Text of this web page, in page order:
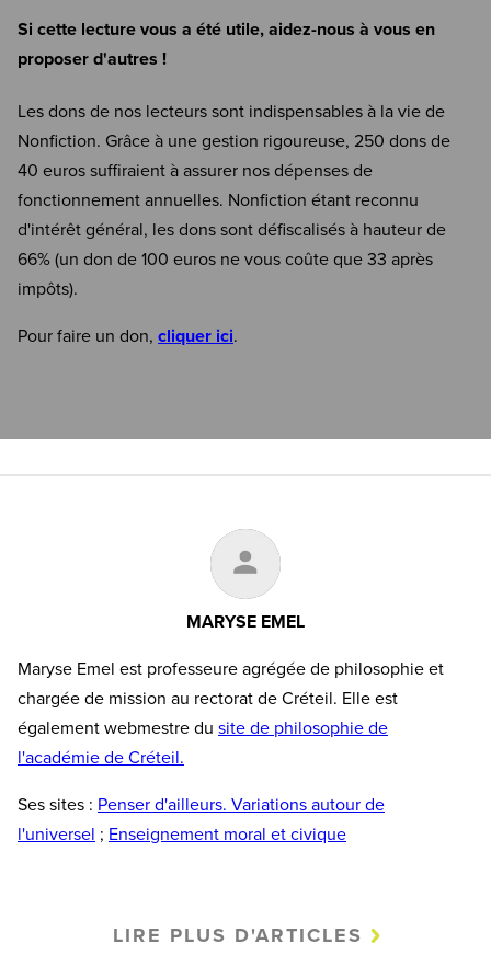
Si cette lecture vous a été utile, aidez-nous à vous en
proposer d'autres !
Les dons de nos lecteurs sont indispensables à la vie de
Nonfiction. Grâce à une gestion rigoureuse, 250 dons de
40 euros suffiraient à assurer nos dépenses de
fonctionnement annuelles. Nonfiction étant reconnu
d'intérêt général, les dons sont défiscalisés à hauteur de
66% (un don de 100 euros ne vous coûte que 33 après
impôts).
Pour faire un don, cliquer ici.
MARYSE EMEL
Maryse Emel est professeure agrégée de philosophie et
chargée de mission au rectorat de Créteil. Elle est
également webmestre du site de philosophie de
l'académie de Créteil.
Ses sites : Penser d'ailleurs. Variations autour de
l'universel ; Enseignement moral et civique
LIRE PLUS D'ARTICLES